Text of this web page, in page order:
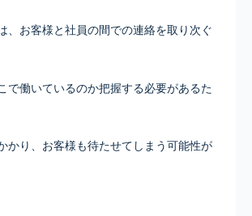
、お客様と社員の間での連絡を取り次ぐ
で働いているのか把握する必要があるた
かり、お客様も待たせてしまう可能性が